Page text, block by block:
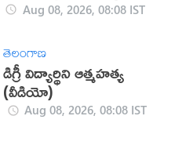
Aug 08, 2026, 08:08 IST
తెలంగాణ
డిగ్రీ విద్యార్థిని ఆత్మహత్య
(వీడియో)
Aug 08, 2026, 08:08 IST